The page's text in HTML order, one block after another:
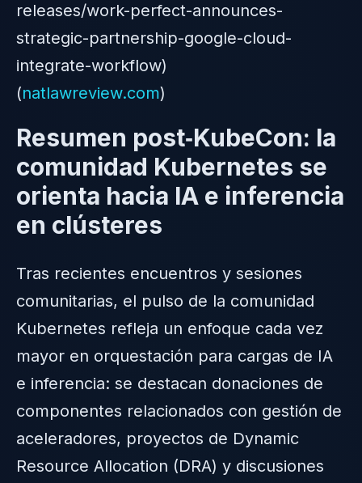
releases/work-perfect-announces-
strategic-partnership-google-cloud-
integrate-workflow)
(natlawreview.com)
Resumen post‑KubeCon: la
comunidad Kubernetes se
orienta hacia IA e inferencia
en clústeres
Tras recientes encuentros y sesiones
comunitarias, el pulso de la comunidad
Kubernetes refleja un enfoque cada vez
mayor en orquestación para cargas de IA
e inferencia: se destacan donaciones de
componentes relacionados con gestión de
aceleradores, proyectos de Dynamic
Resource Allocation (DRA) y discusiones